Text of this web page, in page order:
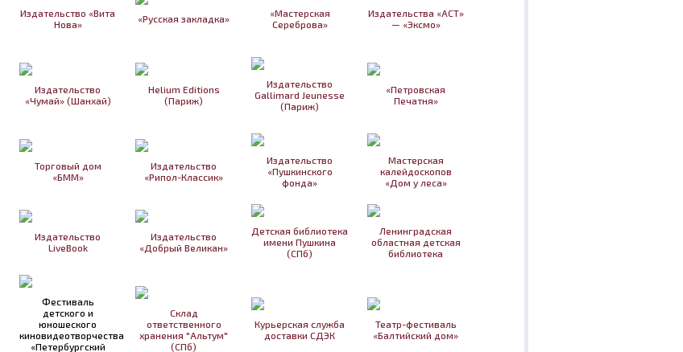
Издательство «Вита
Нова»
«Русская закладка»
«Мастерская
Сереброва»
Издательства «АСТ»
— «Эксмо»
Издательство
«Чумай» (Шанхай)
Helium Editions
(Париж)
Издательство
Gallimard Jeunesse
(Париж)
«Петровская
Печатня»
Торговый дом
«БММ»
Издательство
«Рипол-Классик»
Издательство
«Пушкинского
фонда»
Мастерская
калейдоскопов
«Дом у леса»
Издательство
LiveBook
Издательство
«Добрый Великан»
Детская библиотека
имени Пушкина
(СПб)
Ленинградская
областная детская
библиотека
Фестиваль
детского и
юношеского
киновидеотворчества
«Петербургский
Склад
ответственного
хранения "Альтум"
(СПб)
Курьерская служба
доставки СДЭК
Театр-фестиваль
«Балтийский дом»